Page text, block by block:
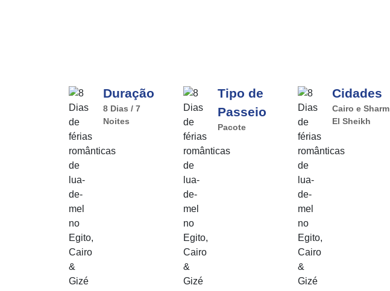
Duração
8 Dias / 7
Noites
Tipo de
Passeio
Pacote
Cidades
Cairo e Sharm
El Sheikh